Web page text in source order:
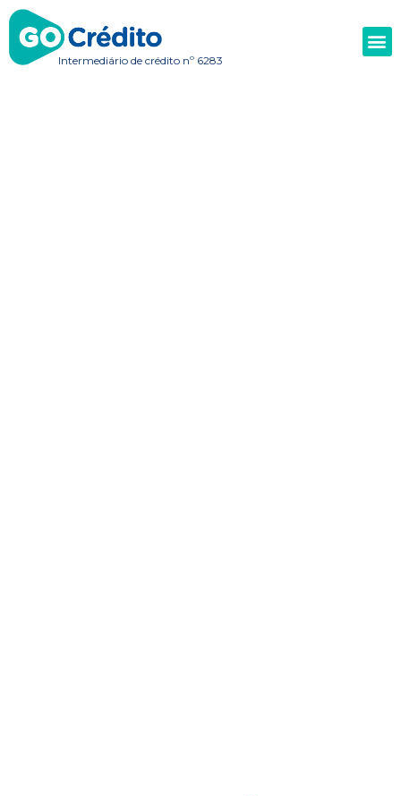
Intermediário de crédito nº 6283